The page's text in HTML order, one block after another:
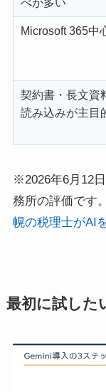
Microsoft 365中
契約書・長文資
読み込みが主目
※2026年6月12
務所の評価です
幌の税理士がAI
最初に試した